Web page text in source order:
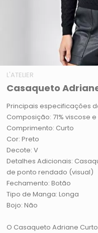
L'ATELIER
Casaqueto
Principais especificações
Composição: 71% viscose
Comprimento: Curto
Cor: Preto
Decote: V
Detalhes Adicionais:
de ponto rendado (visual)
Fechamento: Botão
Tipo de Manga: Longa
Bojo: Não
O Casaqueto Adriane